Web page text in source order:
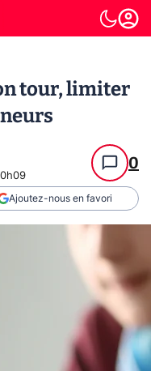
tour, limiter
0
Ajoutez-nous en favori